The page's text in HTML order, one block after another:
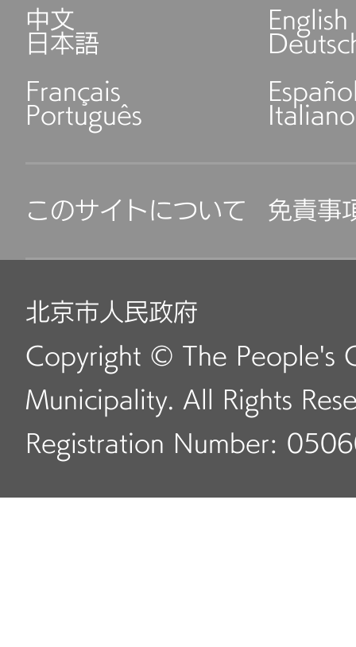
中文 English
日本語
Français
Português Italiano
このサイトについて 免責事
北京市人民政府
Copyright © The People's
Municipality. All Rights
Registration Number: